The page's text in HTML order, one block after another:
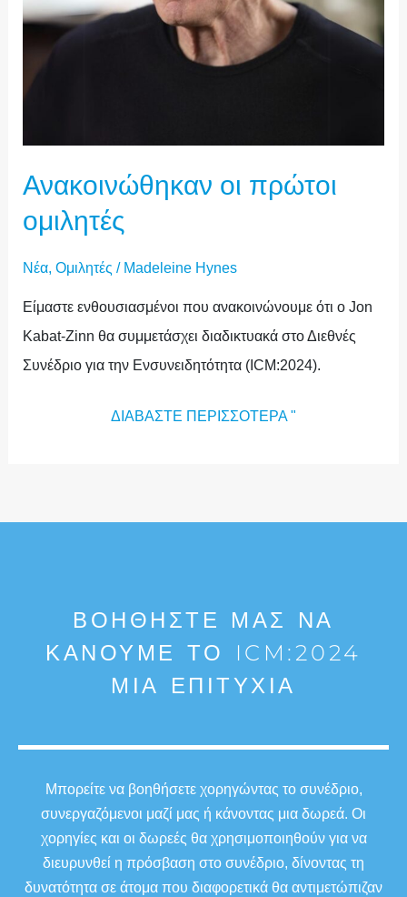
Ανακοινώθηκαν οι πρώτοι
ομιλητές
Νέα, Ομιλητές / Madeleine Hynes
Είμαστε ενθουσιασμένοι που ανακοινώνουμε ότι ο Jon
Kabat-Zinn θα συμμετάσχει διαδικτυακά στο Διεθνές
Συνέδριο για την Ενσυνειδητότητα (ICM:2024).
ΔΙΑΒΆΣΤΕ ΠΕΡΙΣΣΌΤΕΡΑ "
ΒΟΗΘΉΣΤΕ ΜΑΣ ΝΑ
ΚΆΝΟΥΜΕ ΤΟ ICM:2024
ΜΙΑ ΕΠΙΤΥΧΊΑ
Μπορείτε να βοηθήσετε χορηγώντας το συνέδριο,
συνεργαζόμενοι μαζί μας ή κάνοντας μια δωρεά. Οι
χορηγίες και οι δωρεές θα χρησιμοποιηθούν για να
διευρυνθεί η πρόσβαση στο συνέδριο, δίνοντας τη
δυνατότητα σε άτομα που διαφορετικά θα αντιμετώπιζαν